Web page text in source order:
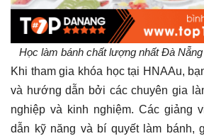
Học làm bánh chất lượng nhất Đà
Khi tham gia khóa học tại HNAAu,
và hướng dẫn bởi các chuyên gia
nghiệp và kinh nghiệm. Các giảng
dẫn kỹ năng và bí quyết làm bánh,